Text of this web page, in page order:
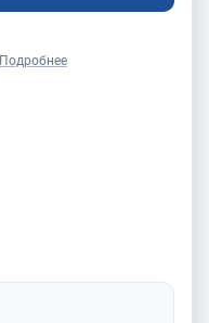
Подробнее